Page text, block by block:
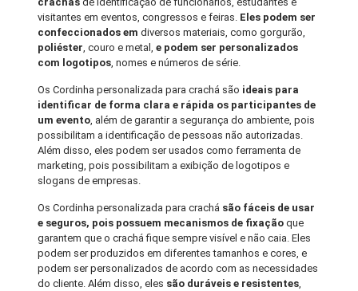
visitantes em eventos, congressos e feiras. Eles podem ser
confeccionados emdiversos materiais, como gorgurão,
poliéster, couro e metal,e podem ser personalizados
com logotipos, nomes e números de série.
Os Cordinha personalizada para crachá são ideais para
identificar de forma clara e rápida os participantes de
um evento, além de garantir a segurança do ambiente, pois
possibilitam a identificação de pessoas não autorizadas.
Além disso, eles podem ser usados como ferramenta de
marketing, pois possibilitam a exibição de logotipos e
slogans de empresas.
Os Cordinha personalizada para crachá são fáceis de usar
e seguros, pois possuem mecanismos de fixação que
garantem que o crachá fique sempre visível e não caia. Eles
podem ser produzidos em diferentes tamanhos e cores, e
podem ser personalizados de acordo com as necessidades
do cliente. Além disso, eles são duráveis e resistentes,